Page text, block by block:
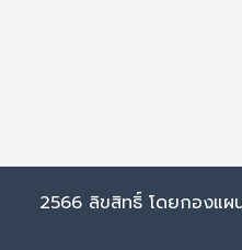
2566 ลิขสิทธิ์ โดยกองแผ